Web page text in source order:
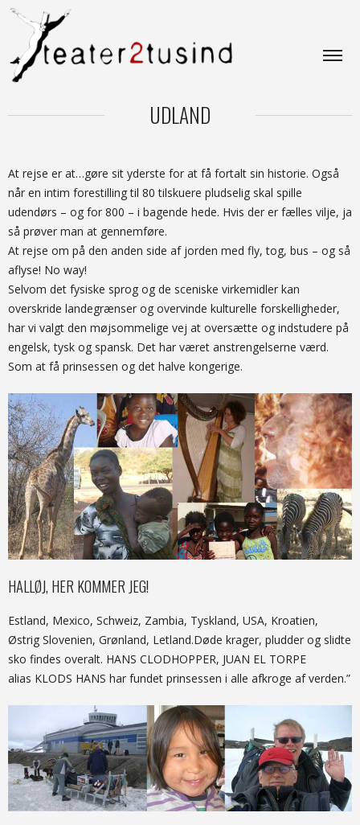
UDLAND
At rejse er at…gøre sit yderste for at få fortalt sin historie. Også
når en intim forestilling til 80 tilskuere pludselig skal spille
udendørs – og for 800 – i bagende hede. Hvis der er fælles vilje, ja
så prøver man at gennemføre.
At rejse om på den anden side af jorden med fly, tog, bus – og så
aflyse! No way!
Selvom det fysiske sprog og de sceniske virkemidler kan
overskride landegrænser og overvinde kulturelle forskelligheder,
har vi valgt den møjsommelige vej at oversætte og indstudere på
engelsk, tysk og spansk. Det har været anstrengelserne værd.
Som at få prinsessen og det halve kongerige.
HALLØJ, HER KOMMER JEG!
Estland, Mexico, Schweiz, Zambia, Tyskland, USA, Kroatien,
Østrig Slovenien, Grønland, Letland.Døde krager, pludder og slidte
sko findes overalt. HANS CLODHOPPER, JUAN EL TORPE
alias KLODS HANS har fundet prinsessen i alle afkroge af verden.”